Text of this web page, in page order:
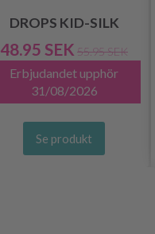
DROPS KID-SILK
48.95 SEK 55.95 SEK
Erbjudandet upphör
31/08/2026
Se produkt